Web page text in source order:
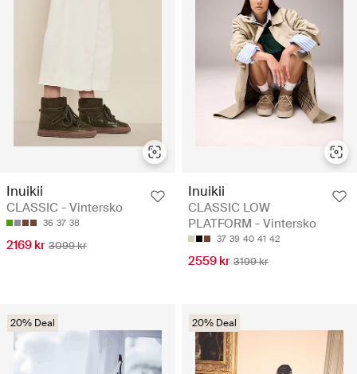
Inuikii
CLASSIC - Vintersko
36 37 38
2169 kr 3099 kr
Inuikii
CLASSIC LOW
PLATFORM - Vintersko
37 39 40 41 42
2559 kr 3199 kr
20% Deal 20% Deal